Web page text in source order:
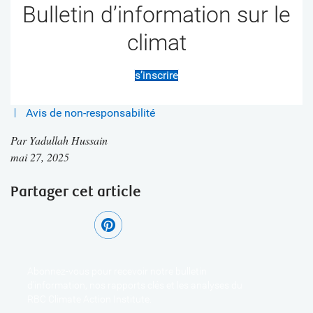
Bulletin d’information sur le
climat
s’inscrire
Avis de non-responsabilité
ParYadullah Hussain
mai 27, 2025
Partager cet article